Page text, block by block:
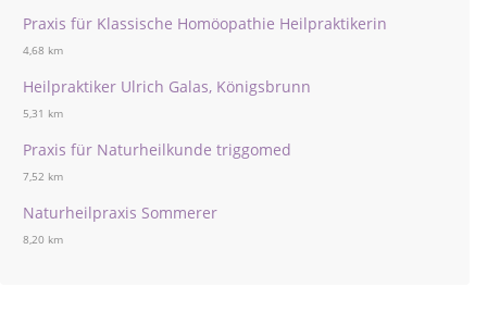
Praxis für Klassische Homöopathie Heilpraktikerin
4,68 km
Heilpraktiker Ulrich Galas, Königsbrunn
5,31 km
Praxis für Naturheilkunde triggomed
7,52 km
Naturheilpraxis Sommerer
8,20 km